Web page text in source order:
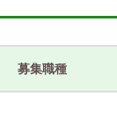
募集職種